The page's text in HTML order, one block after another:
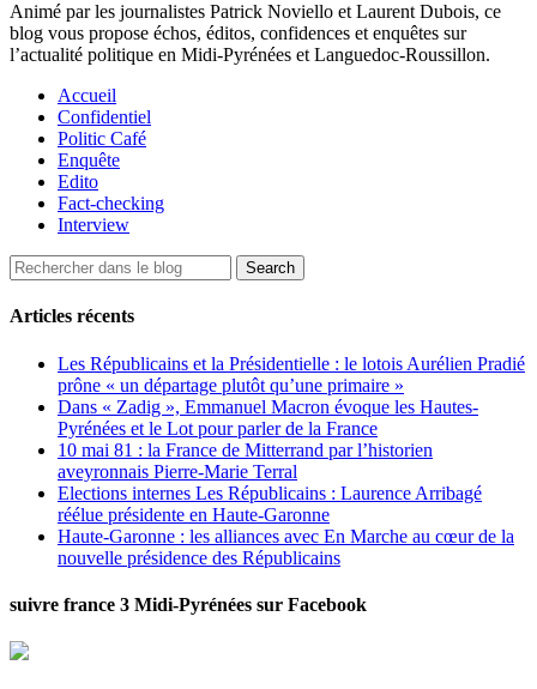
Animé par les journalistes Patrick Noviello et Laurent Dubois, ce
blog vous propose échos, éditos, confidences et enquêtes sur
l’actualité politique en Midi-Pyrénées et Languedoc-Roussillon.
Accueil
Confidentiel
Politic Café
Enquête
Edito
Fact-checking
Interview
Articles récents
Les Républicains et la Présidentielle : le lotois Aurélien Pradié
prône « un départage plutôt qu’une primaire »
Dans « Zadig », Emmanuel Macron évoque les Hautes-
Pyrénées et le Lot pour parler de la France
10 mai 81 : la France de Mitterrand par l’historien
aveyronnais Pierre-Marie Terral
Elections internes Les Républicains : Laurence Arribagé
réélue présidente en Haute-Garonne
Haute-Garonne : les alliances avec En Marche au cœur de la
nouvelle présidence des Républicains
suivre france 3 Midi-Pyrénées sur Facebook